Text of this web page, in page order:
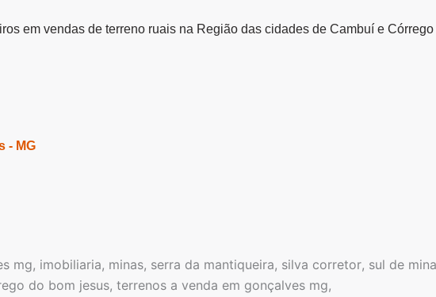
em vendas de terreno ruais na Região das cidades de Cambuí e Córrego
- MG
mg, imobiliaria, minas, serra da mantiqueira, silva corretor, sul de
do bom jesus, terrenos a venda em gonçalves mg,